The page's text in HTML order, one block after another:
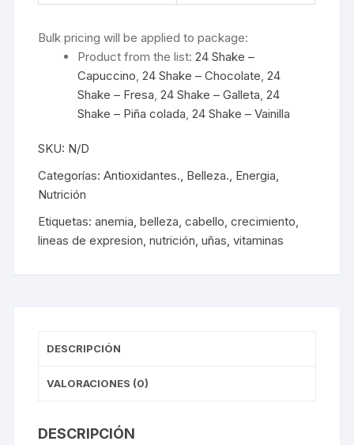
Bulk pricing will be applied to package:
Product from the list:24 Shake –
Capuccino ,24 Shake – Chocolate ,24
Shake – Fresa ,24 Shake – Galleta ,24
Shake – Piña colada ,24 Shake – Vainilla
SKU: N/D
Categorías:Antioxidantes. Belleza. Energia
Nutrición
Etiquetas:anemia ,belleza ,cabello ,crecimiento
lineas de expresion ,nutrición ,uñas ,vitaminas
DESCRIPCIÓN
VALORACIONES (0)
DESCRIPCIÓN